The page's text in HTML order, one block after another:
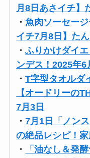
月8日あさイチ】
・魚肉ソーセー
イチ7月8日】た
・ふりかけダイ
ンデス！2025年6
・T字型タオルダ
【オードリーの
7月3日
・7月1日「ノン
の絶品レシピ！
・
「油なし＆発